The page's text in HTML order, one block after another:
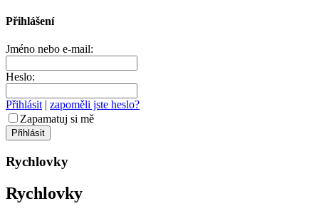
Přihlášení
Jméno nebo e-mail:
Heslo:
Přihlásit | zapoměli jste heslo?
Zapamatuj si mě
Rychlovky
Rychlovky